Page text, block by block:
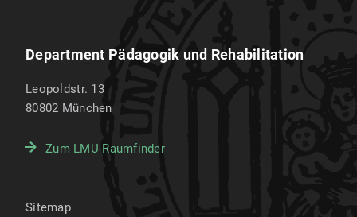
Department Pädagogik und Rehabilitation
Leopoldstr. 13
80802 München
Zum LMU-Raumfinder
Sitemap